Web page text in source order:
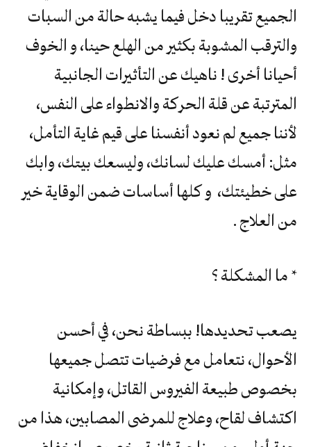
الجميع تقريبا دخل فيما يشبه حالة من السبات
والترقب المشوبة بكثير من الهلع حينا، و الخوف
أحيانا أخرى ! ناهيك عن التأثيرات الجانبية
المترتبة عن قلة الحركة والانطواء على النفس،
لأننا جميع لم نعود أنفسنا على قيم غاية التأمل،
مثل: أمسك عليك لسانك، وليسعك بيتك، وابك
على خطيئتك، و كلها أساسات ضمن الوقاية خير
من العلاج .
* ما المشكلة ؟
يصعب تحديدها! ببساطة نحن، في أحسن
الأحوال، نتعامل مع فرضيات تتصل جميعها
بخصوص طبيعة الفيروس القاتل، وإمكانية
اكتشاف لقاح، وعلاج للمرضى المصابين، هذا من